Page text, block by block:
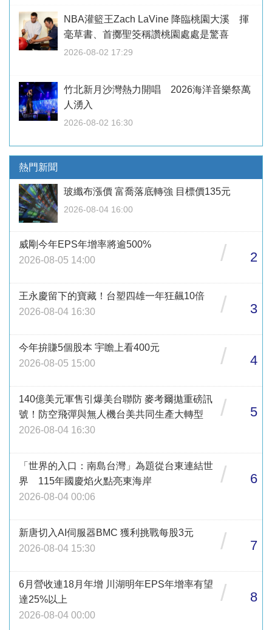
NBA灌籃王Zach LaVine 降臨桃園大溪 揮
毫草書、首擲聖筊稱讚桃園處處是驚喜
2026-08-02 17:29
竹北新月沙灣熱力開唱 2026海洋音樂祭萬
人湧入
2026-08-02 16:30
熱門新聞
玻纖布漲價 富喬落底轉強 目標價135元
2026-08-04 16:00
威剛今年EPS年增率將逾500%
2026-08-05 14:00
/ 2
王永慶留下的寶藏！台塑四雄一年狂飆10倍
2026-08-04 16:30
/ 3
今年拚賺5個股本 宇瞻上看400元
2026-08-05 15:00
/ 4
140億美元軍售引爆美台聯防 麥考爾拋重磅訊
號！防空飛彈與無人機台美共同生產大轉型
2026-08-04 16:30
/ 5
「世界的入口：南島台灣」為題從台東連結世
界 115年國慶焰火點亮東海岸
2026-08-04 00:06
/ 6
新唐切入AI伺服器BMC 獲利挑戰每股3元
2026-08-04 15:30
/ 7
6月營收連18月年增 川湖明年EPS年增率有望
達25%以上
2026-08-04 00:00
/ 8